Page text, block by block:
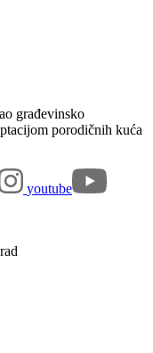
građevinsko
porodičnih kuća
youtube